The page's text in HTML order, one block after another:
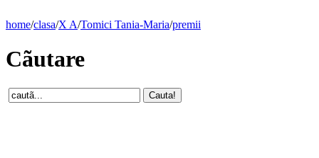
home/clasa/X A/Tomici Tania-Maria/premii
Cãutare